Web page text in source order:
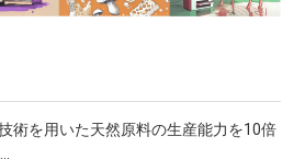
術を用いた天然原料の生産能力を10倍